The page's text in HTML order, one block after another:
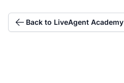
Back to LiveAgent Academy